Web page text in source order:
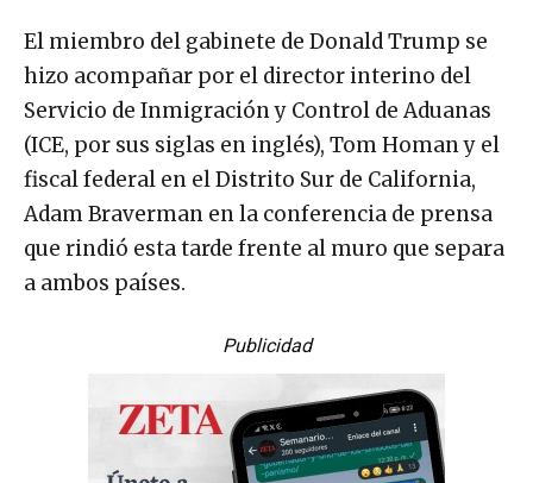
El miembro del gabinete de Donald Trump se
hizo acompañar por el director interino del
Servicio de Inmigración y Control de Aduanas
(ICE, por sus siglas en inglés), Tom Homan y el
fiscal federal en el Distrito Sur de California,
Adam Braverman en la conferencia de prensa
que rindió esta tarde frente al muro que separa
a ambos países.
Publicidad